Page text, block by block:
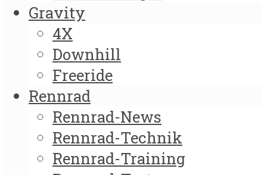
Gravity
4X
Downhill
Freeride
Rennrad
Rennrad-News
Rennrad-Technik
Rennrad-Training